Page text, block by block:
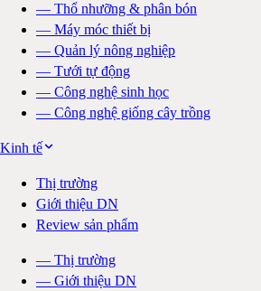
— Thổ nhưỡng & phân bón
— Máy móc thiết bị
— Quản lý nông nghiệp
— Tưới tự động
— Công nghệ sinh học
— Công nghệ giống cây trồng
Kinh tế
Thị trường
Giới thiệu DN
Review sản phẩm
— Thị trường
— Giới thiệu DN